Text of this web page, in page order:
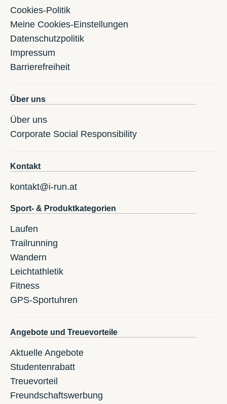
Cookies-Politik
Meine Cookies-Einstellungen
Datenschutzpolitik
Impressum
Barrierefreiheit
Über uns
Über uns
Corporate Social Responsibility
Kontakt
kontakt@i-run.at
Sport- & Produktkategorien
Laufen
Trailrunning
Wandern
Leichtathletik
Fitness
GPS-Sportuhren
Angebote und Treuevorteile
Aktuelle Angebote
Studentenrabatt
Treuevorteil
Freundschaftswerbung